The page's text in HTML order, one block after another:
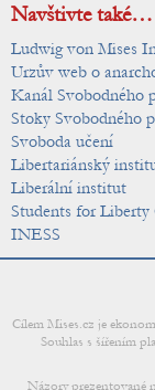
Navštivte také…
Ludwig von Mises
Urzův web o
Kanál Svobodného
Stoky Svobodného
Svoboda učení
Libertariánský
Liberální institut
Students for Liberty
INESS
Cílem Mises.cz je
Souhlas s šířením
Názory prezentované